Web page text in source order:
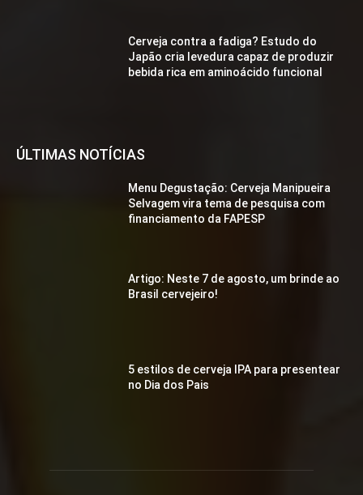
Cerveja contra a fadiga? Estudo do
Japão cria levedura capaz de produzir
bebida rica em aminoácido funcional
ÚLTIMAS NOTÍCIAS
Menu Degustação: Cerveja Manipueira
Selvagem vira tema de pesquisa com
financiamento da FAPESP
Artigo: Neste 7 de agosto, um brinde ao
Brasil cervejeiro!
5 estilos de cerveja IPA para presentear
no Dia dos Pais